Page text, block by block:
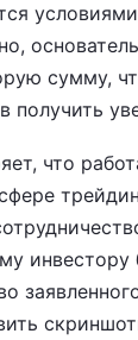
сумму,
получить
что
инвестору